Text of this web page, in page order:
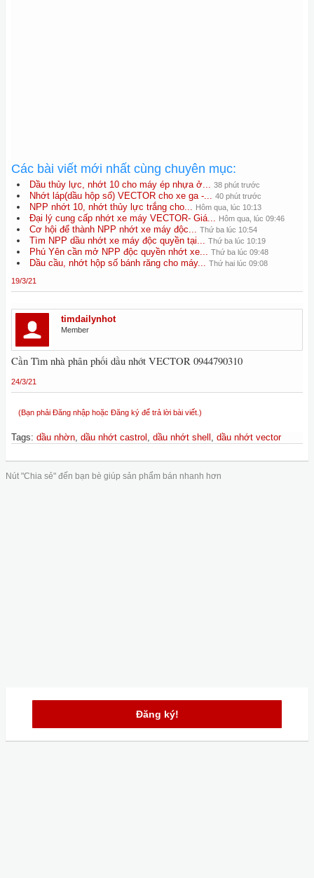
Các bài viết mới nhất cùng chuyên mục:
Dầu thủy lực, nhớt 10 cho máy ép nhựa ở... 38 phút trước
Nhớt láp(dầu hộp số) VECTOR cho xe ga -... 40 phút trước
NPP nhớt 10, nhớt thủy lực trắng cho... Hôm qua, lúc 10:13
Đại lý cung cấp nhớt xe máy VECTOR- Giá... Hôm qua, lúc 09:46
Cơ hội để thành NPP nhớt xe máy độc... Thứ ba lúc 10:54
Tìm NPP dầu nhớt xe máy độc quyền tại... Thứ ba lúc 10:19
Phú Yên cần mở NPP độc quyền nhớt xe... Thứ ba lúc 09:48
Dầu cầu, nhớt hộp số bánh răng cho máy... Thứ hai lúc 09:08
19/3/21
timdailynhot
Member
Cần Tìm nhà phân phối dầu nhớt VECTOR 0944790310
24/3/21
(Bạn phải Đăng nhập hoặc Đăng ký để trả lời bài viết.)
Tags: dầu nhờn, dầu nhớt castrol , dầu nhớt shell , dầu nhớt vector
Nút "Chia sẻ" đến bạn bè giúp sản phẩm bán nhanh hơn
Đăng ký!